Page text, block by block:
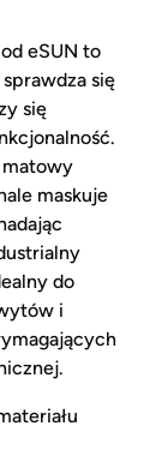
eSUN to
się
się
matowy
maskuje
do
i